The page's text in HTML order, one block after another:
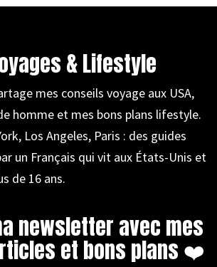
& Lifestyle
mes conseils voyage aux USA,
homme et mes bons plans lifestyle.
Los Angeles, Paris : des guides
un Français qui vit aux États-Unis et
de 16 ans.
newsletter avec mes
et bons plans ❤️